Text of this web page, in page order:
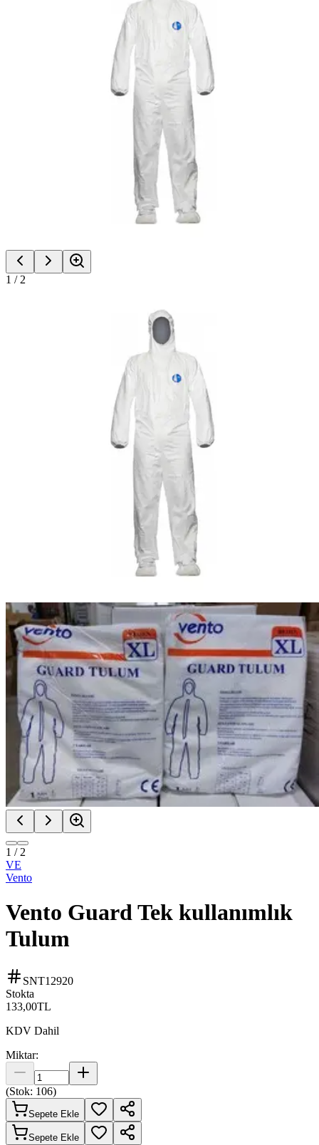
1 / 2
1 / 2
VE
Vento
Vento Guard Tek kullanımlık
Tulum
SNT12920
Stokta
133,00TL
KDV Dahil
Miktar:
(Stok: 106)
Sepete Ekle
Sepete Ekle